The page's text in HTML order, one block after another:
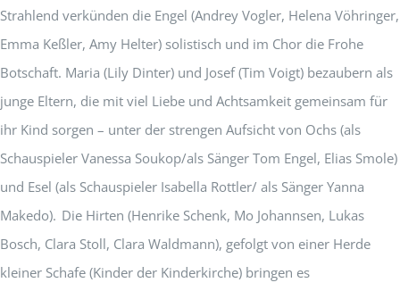
Strahlend verkünden die Engel (Andrey Vogler, Helena Vöhringer,
Emma Keßler, Amy Helter) solistisch und im Chor die Frohe
Botschaft. Maria (Lily Dinter) und Josef (Tim Voigt) bezaubern als
junge Eltern, die mit viel Liebe und Achtsamkeit gemeinsam für
ihr Kind sorgen – unter der strengen Aufsicht von Ochs (als
Schauspieler Vanessa Soukop/als Sänger Tom Engel, Elias Smole)
und Esel (als Schauspieler Isabella Rottler/ als Sänger Yanna
Makedo). Die Hirten (Henrike Schenk, Mo Johannsen, Lukas
Bosch, Clara Stoll, Clara Waldmann), gefolgt von einer Herde
kleiner Schafe (Kinder der Kinderkirche) bringen es